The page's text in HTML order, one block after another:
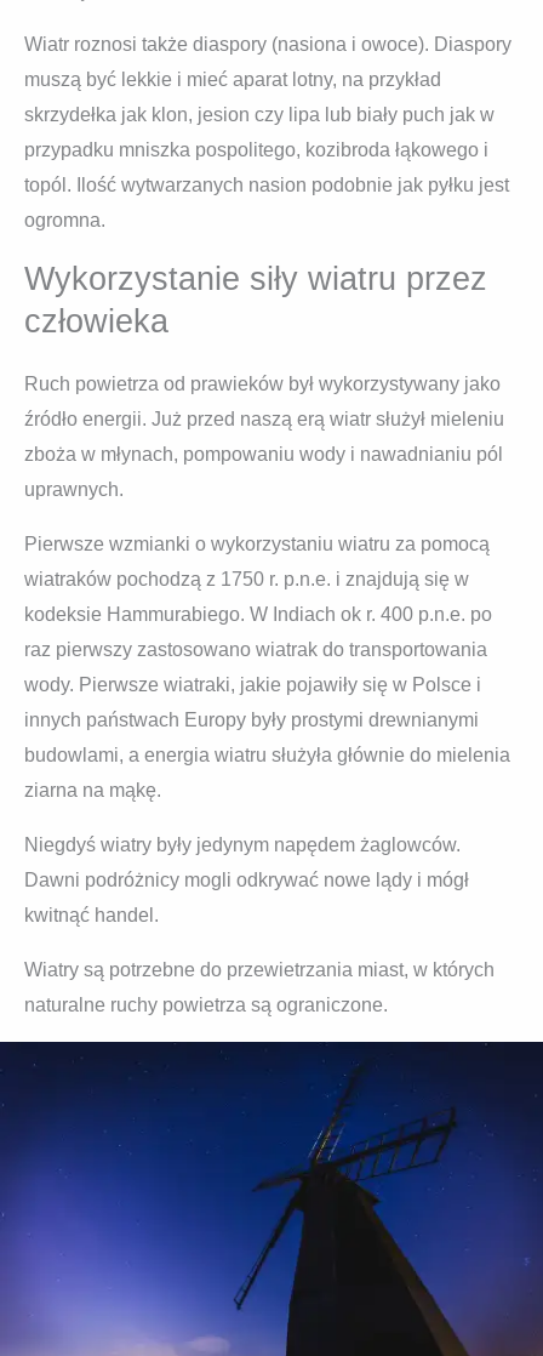
Wiatr roznosi także diaspory (nasiona i owoce). Diaspory
muszą być lekkie i mieć aparat lotny, na przykład
skrzydełka jak klon, jesion czy lipa lub biały puch jak w
przypadku mniszka pospolitego, kozibroda łąkowego i
topól. Ilość wytwarzanych nasion podobnie jak pyłku jest
ogromna.
Wykorzystanie siły wiatru przez
człowieka
Ruch powietrza od prawieków był wykorzystywany jako
źródło energii. Już przed naszą erą wiatr służył mieleniu
zboża w młynach, pompowaniu wody i nawadnianiu pól
uprawnych.
Pierwsze wzmianki o wykorzystaniu wiatru za pomocą
wiatraków pochodzą z 1750 r. p.n.e. i znajdują się w
kodeksie Hammurabiego. W Indiach ok r. 400 p.n.e. po
raz pierwszy zastosowano wiatrak do transportowania
wody. Pierwsze wiatraki, jakie pojawiły się w Polsce i
innych państwach Europy były prostymi drewnianymi
budowlami, a energia wiatru służyła głównie do mielenia
ziarna na mąkę.
Niegdyś wiatry były jedynym napędem żaglowców.
Dawni podróżnicy mogli odkrywać nowe lądy i mógł
kwitnąć handel.
Wiatry są potrzebne do przewietrzania miast, w których
naturalne ruchy powietrza są ograniczone.